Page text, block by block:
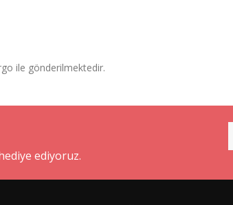
ile gönderilmektedir.
ediyoruz.